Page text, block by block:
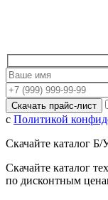
с Политикой
Скачайте каталог
Скачайте каталог
по дисконтным